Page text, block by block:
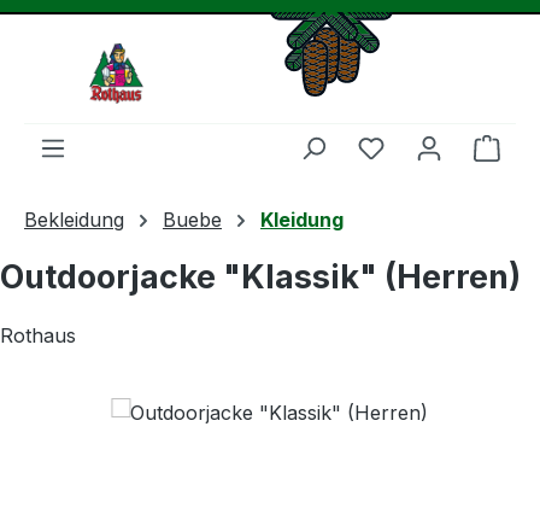
Du hast 0
Bekleidung Buebe Kleidung
Outdoorjacke "Klassik" (Herren)
Rothaus
Bildergalerie überspringen